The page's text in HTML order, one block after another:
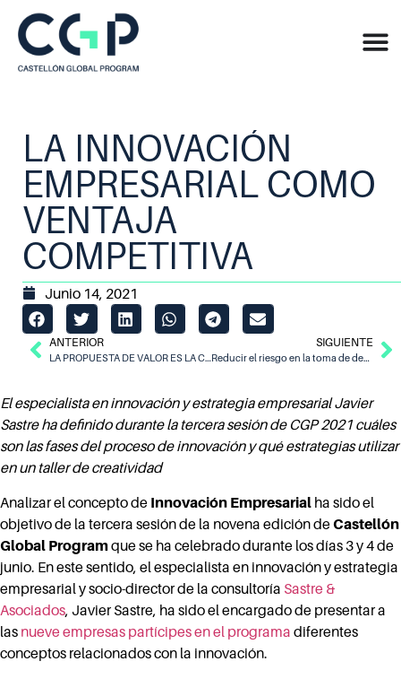
LA INNOVACIÓN
EMPRESARIAL COMO
VENTAJA
COMPETITIVA
Junio 14, 2021
ANTERIOR
LA PROPUESTA DE VALOR ES LA CLAVE PARA VENDER
SIGUIENTE
Reducir el riesgo en la toma de decisiones a través de la Vigilancia Tecnológica
El especialista en innovación y estrategia empresarial Javier
Sastre ha definido durante la tercera sesión de CGP 2021 cuáles
son las fases del proceso de innovación y qué estrategias utilizar
en un taller de creatividad
Analizar el concepto de Innovación Empresarial ha sido el
objetivo de la tercera sesión de la novena edición deCastellón
Global Programque se ha celebrado durante los días 3 y 4 de
junio. En este sentido, el especialista en innovación y estrategia
empresarial y socio-director de la consultoría Sastre &
Asociados, Javier Sastre, ha sido el encargado de presentar a
las nueve empresas partícipes en el programa diferentes
conceptos relacionados con la innovación.